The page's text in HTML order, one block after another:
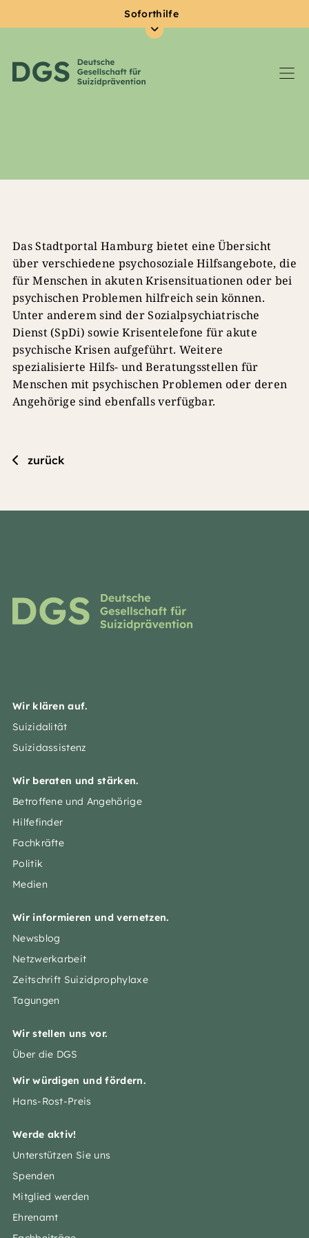
Soforthilfe
Das Stadtportal Hamburg bietet eine Übersicht
über verschiedene psychosoziale Hilfsangebote, die
für Menschen in akuten Krisensituationen oder bei
psychischen Problemen hilfreich sein können.
Unter anderem sind der Sozialpsychiatrische
Dienst (SpDi) sowie Krisentelefone für akute
psychische Krisen aufgeführt. Weitere
spezialisierte Hilfs- und Beratungsstellen für
Menschen mit psychischen Problemen oder deren
Angehörige sind ebenfalls verfügbar.
zurück
Wir klären auf.
Suizidalität
Suizidassistenz
Wir beraten und stärken.
Betroffene und Angehörige
Hilfefinder
Fachkräfte
Politik
Medien
Wir informieren und vernetzen.
Newsblog
Netzwerkarbeit
Zeitschrift Suizidprophylaxe
Tagungen
Wir stellen uns vor.
Über die DGS
Wir würdigen und fördern.
Hans-Rost-Preis
Werde aktiv!
Unterstützen Sie uns
Spenden
Mitglied werden
Ehrenamt